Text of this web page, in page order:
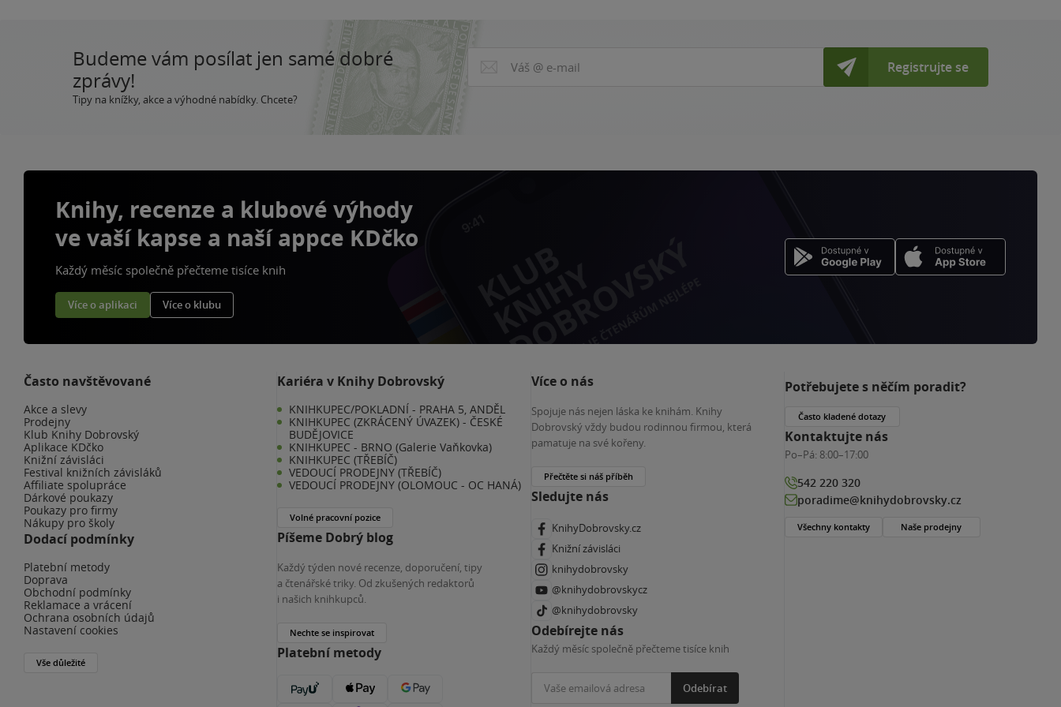
Budeme vám posílat jen samé dobré
zprávy!
Tipy na knížky, akce a výhodné nabídky. Chcete?
Registrujte se
Knihy, recenze a klubové výhody
ve vaší kapse a naší appce KDčko
Každý měsíc společně přečteme tisíce knih
Více o aplikaci Více o klubu
Často navštěvované
Akce a slevy
Prodejny
Klub Knihy Dobrovský
Aplikace KDčko
Knižní závisláci
Festival knižních závisláků
Affiliate spolupráce
Dárkové poukazy
Poukazy pro firmy
Nákupy pro školy
Dodací podmínky
Platební metody
Doprava
Obchodní podmínky
Reklamace a vrácení
Ochrana osobních údajů
Nastavení cookies
Vše důležité
Kariéra v Knihy Dobrovský
KNIHKUPEC/POKLADNÍ - PRAHA 5, ANDĚL
KNIHKUPEC (ZKRÁCENÝ ÚVAZEK) - ČESKÉ
BUDĚJOVICE
KNIHKUPEC - BRNO (Galerie Vaňkovka)
KNIHKUPEC (TŘEBÍČ)
VEDOUCÍ PRODEJNY (TŘEBÍČ)
VEDOUCÍ PRODEJNY (OLOMOUC - OC HANÁ)
Volné pracovní pozice
Píšeme Dobrý blog
Každý týden nové recenze, doporučení, tipy
a čtenářské triky. Od zkušených redaktorů
i našich knihkupců.
Nechte se inspirovat
Platební metody
Více o nás
Spojuje nás nejen láska ke knihám. Knihy
Dobrovský vždy budou rodinnou firmou, která
pamatuje na své kořeny.
Přečtěte si náš příběh
Sledujte nás
KnihyDobrovsky.cz
Knižní závisláci
knihydobrovsky
@knihydobrovskycz
@knihydobrovsky
Odebírejte nás
Každý měsíc společně přečteme tisíce knih
Odebírat
Potřebujete s něčím poradit?
Často kladené dotazy
Kontaktujte nás
Po–Pá: 8:00–17:00
542 220 320
poradime@knihydobrovsky.cz
Všechny kontakty Naše prodejny